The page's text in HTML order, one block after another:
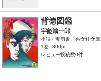
背徳図鑑
宇能鴻一郎
小説・実用書、光文社文庫
1巻
800pt
レビュー投稿数0件